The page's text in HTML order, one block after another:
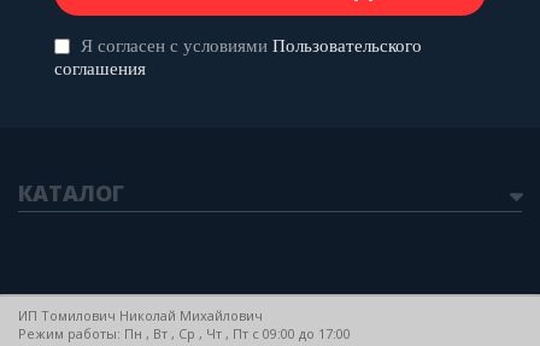
Я согласен с условиями Пользовательского
соглашения
КАТАЛОГ
ИП Томилович Николай Михайлович
Режим работы: Пн , Вт , Ср , Чт , Пт c 09:00 до 17:00